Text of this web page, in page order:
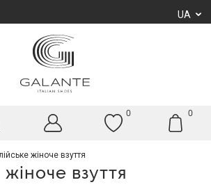
UA
0 0
жіноче взуття
жіноче взуття